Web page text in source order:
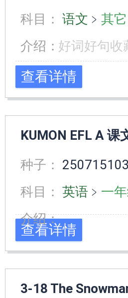
科目： 语文 ﹥ 其它
介绍：好词好句收
查看详情
KUMON EFL A 课
种子：
科目： 英语 ﹥ 一
介绍：
查看详情
3-18 The